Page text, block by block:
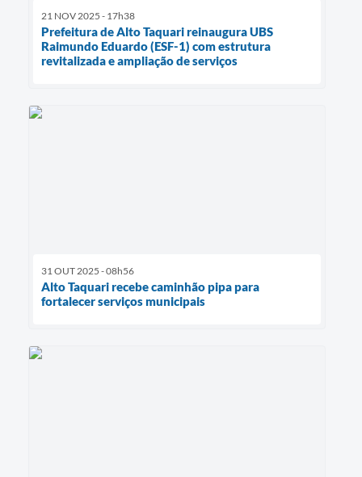
21 NOV 2025 - 17h38
Prefeitura de Alto Taquari reinaugura UBS
Raimundo Eduardo (ESF-1) com estrutura
revitalizada e ampliação de serviços
31 OUT 2025 - 08h56
Alto Taquari recebe caminhão pipa para
fortalecer serviços municipais